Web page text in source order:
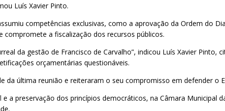
Luís Xavier Pinto.
competências exclusivas, como a aprovação da Ordem do
a fiscalização dos recursos públicos.
da gestão de Francisco de Carvalho”, indicou Luís Xavier
orçamentárias questionáveis.
da última reunião e reiteraram o seu compromisso em defender o
a preservação dos princípios democráticos, na Câmara Municipal